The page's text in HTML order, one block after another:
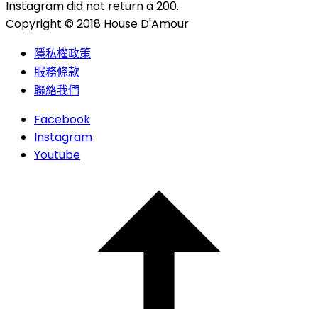
Instagram did not return a 200.
Copyright © 2018 House D'Amour
隱私權政策
服務條款
聯絡我們
Facebook
Instagram
Youtube